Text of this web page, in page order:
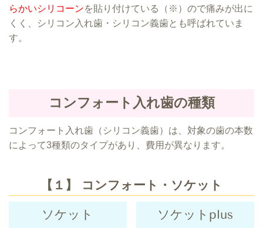
らかいシリコーンを貼り付けている（※）ので痛みが出に
くく、シリコン入れ歯・シリコン義歯とも呼ばれていま
す。
コンフォート入れ歯の種類
コンフォート入れ歯（シリコン義歯）は、対象の歯の本数
によって3種類のタイプがあり、費用が異なります。
【１】 コンフォート・ソケット
ソケット ソケットplus